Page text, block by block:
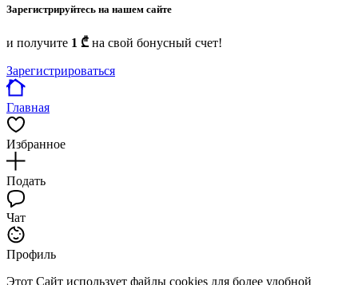
Зарегистрируйтесь на нашем сайте
и получите 1 ₾ на свой бонусный счет!
Зарегистрироваться
Главная
Избранное
Подать
Чат
Профиль
Этот Сайт использует файлы cookies для более удобной